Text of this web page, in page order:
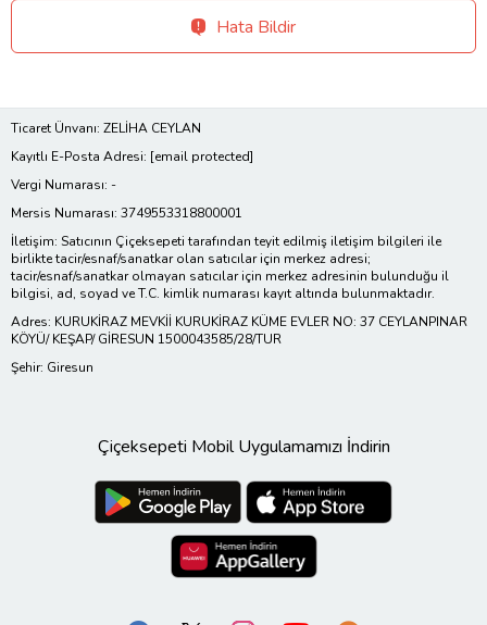
Hata Bildir
Ticaret Ünvanı: ZELİHA CEYLAN
Kayıtlı E-Posta Adresi: [email protected]
Vergi Numarası: -
Mersis Numarası: 3749553318800001
İletişim: Satıcının Çiçeksepeti tarafından teyit edilmiş iletişim bilgileri ile
birlikte tacir/esnaf/sanatkar olan satıcılar için merkez adresi;
tacir/esnaf/sanatkar olmayan satıcılar için merkez adresinin bulunduğu il
bilgisi, ad, soyad ve T.C. kimlik numarası kayıt altında bulunmaktadır.
Adres: KURUKİRAZ MEVKİİ KURUKİRAZ KÜME EVLER NO: 37 CEYLANPINAR
KÖYÜ/ KEŞAP/ GİRESUN 1500043585/28/TUR
Şehir: Giresun
Çiçeksepeti Mobil Uygulamamızı İndirin